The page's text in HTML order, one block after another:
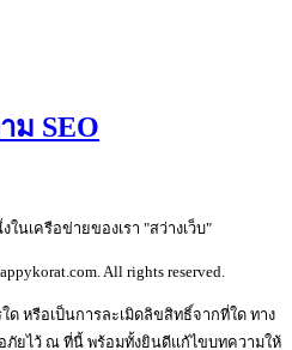
ม SEO
นเครือข่ายของเรา "สว่างเว็บ"
All rights reserved.
หรือเป็นการละเมิดลิขสิทธิ์จากที่ใด ทาง
ภัยไว้ ณ ที่นี้ พร้อมทั้งยินดีแก้ไขบทความให้